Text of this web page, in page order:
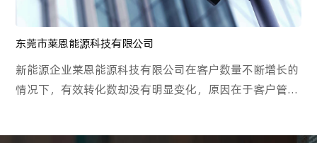
东莞市莱恩能源科技有限公司
新能源企业莱恩能源科技有限公司在客户数量不断增长的
情况下，有效转化数却没有明显变化，原因在于客户管理